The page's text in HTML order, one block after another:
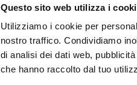
Questo sito web utilizza i
Utilizziamo i cookie per
nostro traffico. Condividiamo
di analisi dei dati web,
che hanno raccolto dal tuo